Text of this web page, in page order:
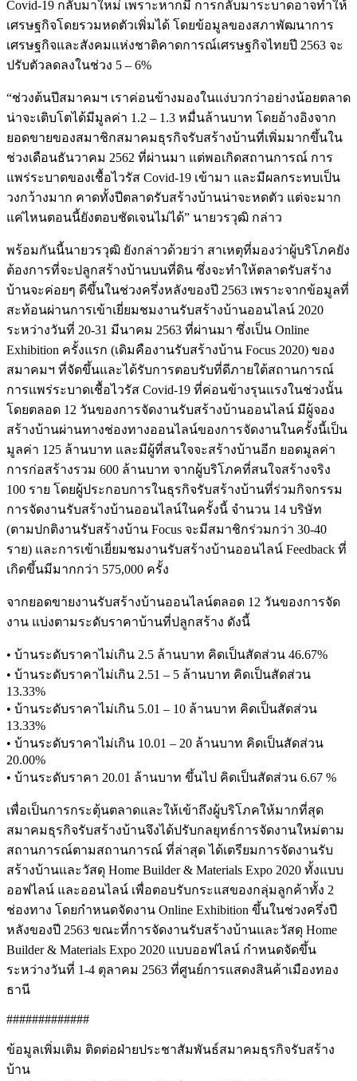
Covid-19 กลับมาใหม่ เพราะหากมี การกลับมาระบาดอาจทำให้
เศรษฐกิจโดยรวมหดตัวเพิ่มได้ โดยข้อมูลของสภาพัฒนาการ
เศรษฐกิจและสังคมแห่งชาติคาดการณ์เศรษฐกิจไทยปี 2563 จะ
ปรับตัวลดลงในช่วง 5 – 6%
“ช่วงต้นปีสมาคมฯ เราค่อนข้างมองในแง่บวกว่าอย่างน้อยตลาด
น่าจะเติบโตได้มีมูลค่า 1.2 – 1.3 หมื่นล้านบาท โดยอ้างอิงจาก
ยอดขายของสมาชิกสมาคมธุรกิจรับสร้างบ้านที่เพิ่มมากขึ้นใน
ช่วงเดือนธันวาคม 2562 ที่ผ่านมา แต่พอเกิดสถานการณ์ การ
แพร่ระบาดของเชื้อไวรัส Covid-19 เข้ามา และมีผลกระทบเป็น
วงกว้างมาก คาดทั้งปีตลาดรับสร้างบ้านน่าจะหดตัว แต่จะมาก
แค่ไหนตอนนี้ยังตอบชัดเจนไม่ได้” นายวรวุฒิ กล่าว
พร้อมกันนี้นายวรวุฒิ ยังกล่าวด้วยว่า สาเหตุที่มองว่าผู้บริโภคยัง
ต้องการที่จะปลูกสร้างบ้านบนที่ดิน ซึ่งจะทำให้ตลาดรับสร้าง
บ้านจะค่อยๆ ดีขึ้นในช่วงครึ่งหลังของปี 2563 เพราะจากข้อมูลที่
สะท้อนผ่านการเข้าเยี่ยมชมงานรับสร้างบ้านออนไลน์ 2020
ระหว่างวันที่ 20-31 มีนาคม 2563 ที่ผ่านมา ซึ่งเป็น Online
Exhibition ครั้งแรก (เดิมคืองานรับสร้างบ้าน Focus 2020) ของ
สมาคมฯ ที่จัดขึ้นและได้รับการตอบรับที่ดีภายใต้สถานการณ์
การแพร่ระบาดเชื้อไวรัส Covid-19 ที่ค่อนข้างรุนแรงในช่วงนั้น
โดยตลอด 12 วันของการจัดงานรับสร้างบ้านออนไลน์ มีผู้จอง
สร้างบ้านผ่านทางช่องทางออนไลน์ของการจัดงานในครั้งนี้เป็น
มูลค่า 125 ล้านบาท และมีผู้ที่สนใจจะสร้างบ้านอีก ยอดมูลค่า
การก่อสร้างรวม 600 ล้านบาท จากผู้บริโภคที่สนใจสร้างจริง
100 ราย โดยผู้ประกอบการในธุรกิจรับสร้างบ้านที่ร่วมกิจกรรม
การจัดงานรับสร้างบ้านออนไลน์ในครั้งนี้ จำนวน 14 บริษัท
(ตามปกติงานรับสร้างบ้าน Focus จะมีสมาชิกร่วมกว่า 30-40
ราย) และการเข้าเยี่ยมชมงานรับสร้างบ้านออนไลน์ Feedback ที่
เกิดขึ้นมีมากกว่า 575,000 ครั้ง
จากยอดขายงานรับสร้างบ้านออนไลน์ตลอด 12 วันของการจัด
งาน แบ่งตามระดับราคาบ้านที่ปลูกสร้าง ดังนี้
• บ้านระดับราคาไม่เกิน 2.5 ล้านบาท คิดเป็นสัดส่วน 46.67%
• บ้านระดับราคาไม่เกิน 2.51 – 5 ล้านบาท คิดเป็นสัดส่วน
13.33%
• บ้านระดับราคาไม่เกิน 5.01 – 10 ล้านบาท คิดเป็นสัดส่วน
13.33%
• บ้านระดับราคาไม่เกิน 10.01 – 20 ล้านบาท คิดเป็นสัดส่วน
20.00%
• บ้านระดับราคา 20.01 ล้านบาท ขึ้นไป คิดเป็นสัดส่วน 6.67 %
เพื่อเป็นการกระตุ้นตลาดและให้เข้าถึงผู้บริโภคให้มากที่สุด
สมาคมธุรกิจรับสร้างบ้านจึงได้ปรับกลยุทธ์การจัดงานใหม่ตาม
สถานการณ์ตามสถานการณ์ ที่ล่าสุด ได้เตรียมการจัดงานรับ
สร้างบ้านและวัสดุ Home Builder & Materials Expo 2020 ทั้งแบบ
ออฟไลน์ และออนไลน์ เพื่อตอบรับกระแสของกลุ่มลูกค้าทั้ง 2
ช่องทาง โดยกำหนดจัดงาน Online Exhibition ขึ้นในช่วงครึ่งปี
หลังของปี 2563 ขณะที่การจัดงานรับสร้างบ้านและวัสดุ Home
Builder & Materials Expo 2020 แบบออฟไลน์ กำหนดจัดขึ้น
ระหว่างวันที่ 1-4 ตุลาคม 2563 ที่ศูนย์การแสดงสินค้าเมืองทอง
ธานี
#############
ข้อมูลเพิ่มเติม ติดต่อฝ่ายประชาสัมพันธ์สมาคมธุรกิจรับสร้าง
บ้าน